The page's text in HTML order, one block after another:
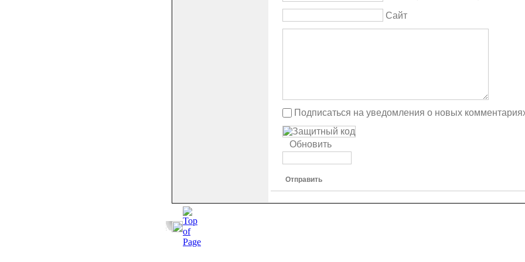
Сайт
Подписаться на уведомления о новых
Обновить
Отправить